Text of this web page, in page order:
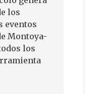
los
eventos
Montoya-
los